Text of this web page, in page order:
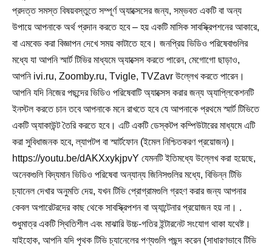
প্রদত্ত সমস্ত বিষয়বস্তুতে সম্পূর্ণ অ্যাক্সেসের জন্য, সম্ভবত একটি বা অন্য
উপায়ে আপনাকে অর্থ প্রদান করতে হবে – হয় একটি মাসিক সাবস্ক্রিপশনের আকারে,
বা এমবেড করা বিজ্ঞাপন দেখে সময় কাটাতে হবে। জনপ্রিয় ভিডিও পরিষেবাগুলির
মধ্যে যা আপনি স্মার্ট টিভির মাধ্যমে অ্যাক্সেস করতে পারেন, মেগোগো ছাড়াও,
আপনি ivi.ru, Zoomby.ru, Tvigle, TVZavr উল্লেখ করতে পারেন।
আপনি যদি নিজের পছন্দের ভিডিও পরিষেবাটি অ্যাক্সেস করার জন্য অ্যাপ্লিকেশনটি
ইনস্টল করতে চান তবে আপনাকে মনে রাখতে হবে যে আপনাকে প্রথমে স্মার্ট টিভিতে
একটি অ্যাকাউন্ট তৈরি করতে হবে। এটি একটি ডেস্কটপ কম্পিউটারের মাধ্যমে এটি
করা সুবিধাজনক হবে, ল্যাপটপ বা স্মার্টফোন (ইমেল নিশ্চিতকরণ প্রয়োজন)।
https://youtu.be/dAKXxykjpvY যেমনটি ইতিমধ্যে উল্লেখ করা হয়েছে,
অনেকগুলি বিদ্যমান ভিডিও পরিষেবা অন্যান্য জিনিসগুলির মধ্যে, বিভিন্ন টিভি
চ্যানেল দেখার অনুমতি দেয়, যখন টিভি প্রোগ্রামগুলি গ্রহণ করার জন্য আপনার
কেবল অপারেটরদের কাছ থেকে সাবস্ক্রিপশন বা অ্যান্টেনার প্রয়োজন হয় না। .
শুধুমাত্র একটি স্থিতিশীল এবং মাঝারি উচ্চ-গতির ইন্টারনেট সংযোগ থাকা যথেষ্ট।
যাইহোক, আপনি যদি পৃথক টিভি চ্যানেলের পণ্যগুলি পছন্দ করেন (সাধারণভাবে টিভি